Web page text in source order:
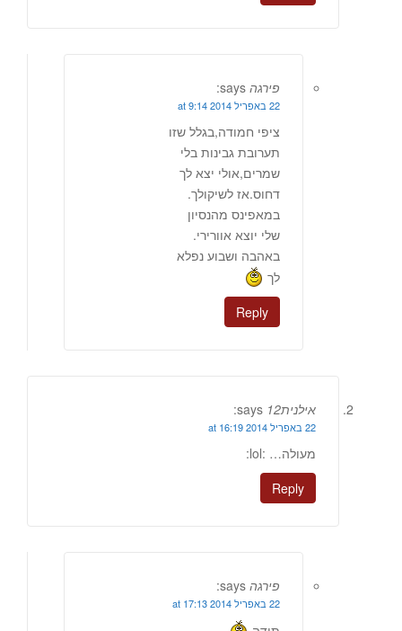
פירגה says:
22 באפריל 2014 at 9:14
ציפי חמודה,בגלל שזו
תערובת גבינות בלי
שמרים,אולי יצא לך
דחוס.אז לשיקולך.
במאפינס מהנסיון
שלי יוצא אוורירי.
באהבה ושבוע נפלא
לך
Reply
אילנית12 says:
22 באפריל 2014 at 16:19
מעולה… :lol:
Reply
פירגה says:
22 באפריל 2014 at 17:13